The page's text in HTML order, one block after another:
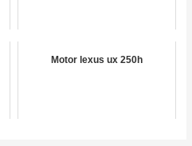
Motor lexus ux 250h